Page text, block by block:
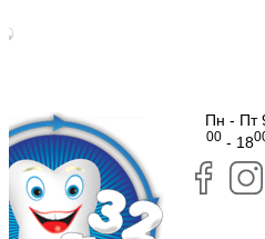
Пн - Пт
00- 18